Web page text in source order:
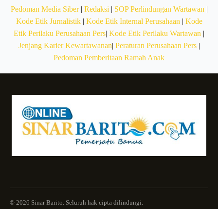
Pedoman Media Siber| Redaksi | SOP Perlindungan Wartawan |
Kode Etik Jurnalistik| Kode Etik Internal Perusahaan | Kode
Etik Perilaku Perusahaan Pers| Kode Etik Perilaku Wartawan |
Jenjang Karier Kewartawanan| Peraturan Perusahaan Pers|
Pedoman Pemberitaan Ramah Anak
© 2026 Sinar Barito. Seluruh hak cipta dilindungi.